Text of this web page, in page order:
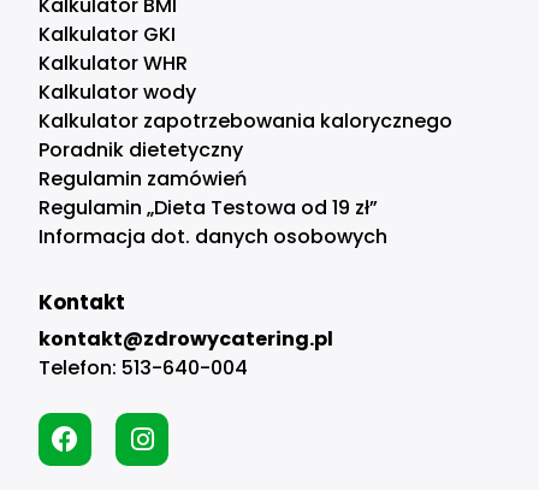
Kalkulator GKI
Kalkulator WHR
Kalkulator wody
Kalkulator zapotrzebowania kalorycznego
Poradnik dietetyczny
Regulamin zamówień
Regulamin „Dieta Testowa od 19 zł”
Informacja dot. danych osobowych
Kontakt
kontakt@zdrowycatering.pl
Telefon: 513-640-004